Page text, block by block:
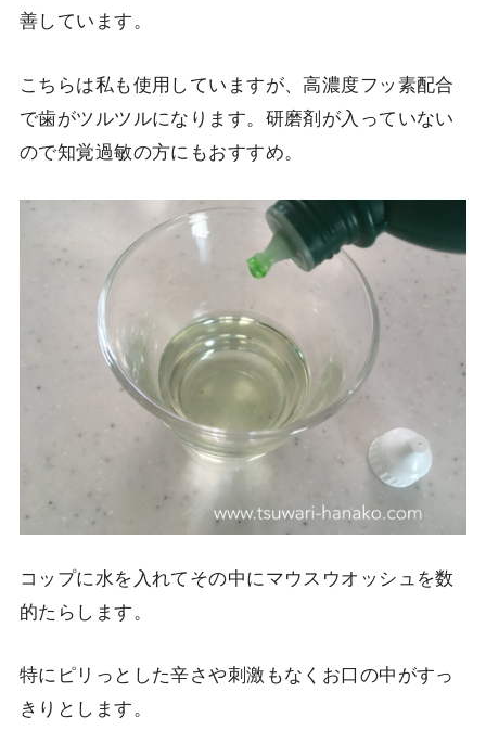
善しています。
こちらは私も使用していますが、高濃度フッ素配合
で歯がツルツルになります。研磨剤が入っていない
ので知覚過敏の方にもおすすめ。
コップに水を入れてその中にマウスウオッシュを数
的たらします。
特にピリっとした辛さや刺激もなくお口の中がすっ
きりとします。